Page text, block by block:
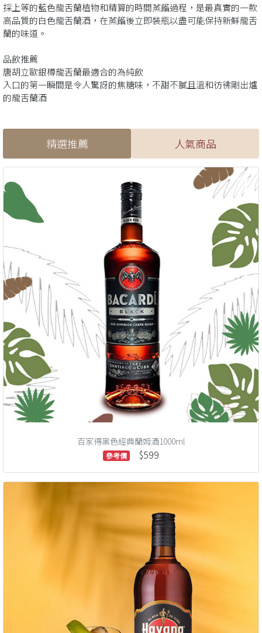
採上等的藍色龍舌蘭植物和精算的時間蒸餾過程，是最真實的一款
高品質的白色龍舌蘭酒，在蒸餾後立即裝瓶以盡可能保持新鮮龍舌
蘭的味道。
品飲推薦
唐胡立歐銀樽龍舌蘭最適合的為純飲
入口的第一瞬間是令人驚訝的焦糖味，不甜不膩且溫和彷彿剛出爐
的龍舌蘭酒
精選推薦 人氣商品
百家得黑色經典蘭姆酒1000ml
參考價 $599